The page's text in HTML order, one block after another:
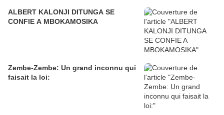
ALBERT KALONJI DITUNGA SE
CONFIE A MBOKAMOSIKA
Zembe-Zembe: Un grand inconnu qui
faisait la loi: